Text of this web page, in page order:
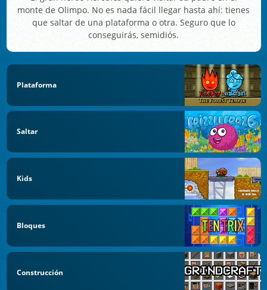
monte de Olimpo. No es nada fácil llegar hasta ahí: tienes
que saltar de una plataforma o otra. Seguro que lo
conseguirás, semidiós.
Plataforma
Saltar
Kids
Bloques
Construcción